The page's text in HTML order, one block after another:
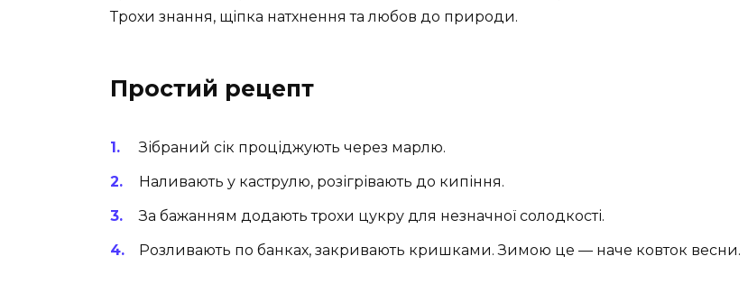
Трохи знання, щіпка натхнення та любов до природи.
Простий рецепт
Зібраний сік проціджують через марлю.
Наливають у каструлю, розігрівають до кипіння.
За бажанням додають трохи цукру для незначної солодкості.
Розливають по банках, закривають кришками. Зимою це — наче ковток весни.